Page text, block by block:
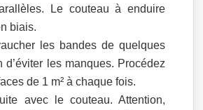
Le couteau à enduire
biais.
les bandes de quelques
d’éviter les manques. Procédez
de 1 m² à chaque fois.
avec le couteau. Attention,